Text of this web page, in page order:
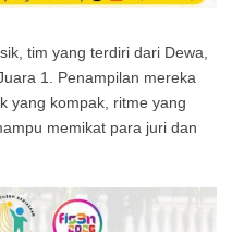
tim yang terdiri dari Dewa,
1. Penampilan mereka
yang kompak, ritme yang
memikat para juri dan